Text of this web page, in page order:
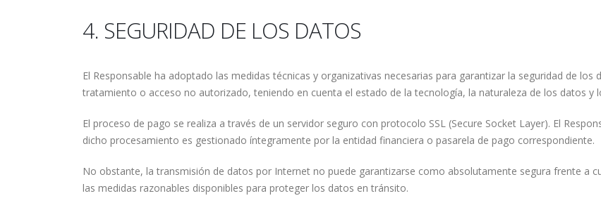
4. SEGURIDAD DE LOS DATOS
El Responsable ha adoptado las medidas técnicas y organizativas necesarias para garantizar la seguridad de
tratamiento o acceso no autorizado, teniendo en cuenta el estado de la tecnología, la naturaleza de los datos y
El proceso de pago se realiza a través de un servidor seguro con protocolo SSL (Secure Socket Layer). El
dicho procesamiento es gestionado íntegramente por la entidad financiera o pasarela de pago correspondiente.
No obstante, la transmisión de datos por Internet no puede garantizarse como absolutamente segura frente a
las medidas razonables disponibles para proteger los datos en tránsito.